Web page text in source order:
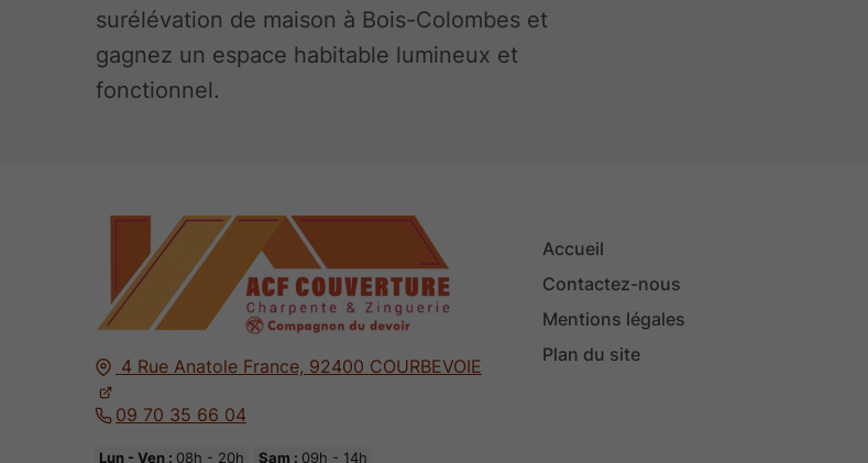
surélévation de maison à Bois-Colombes et
gagnez un espace habitable lumineux et
fonctionnel.
4 Rue Anatole France, 92400 COURBEVOIE
09 70 35 66 04
Lun - Ven : 08h - 20h Sam : 09h - 14h
Accueil
Contactez-nous
Mentions légales
Plan du site